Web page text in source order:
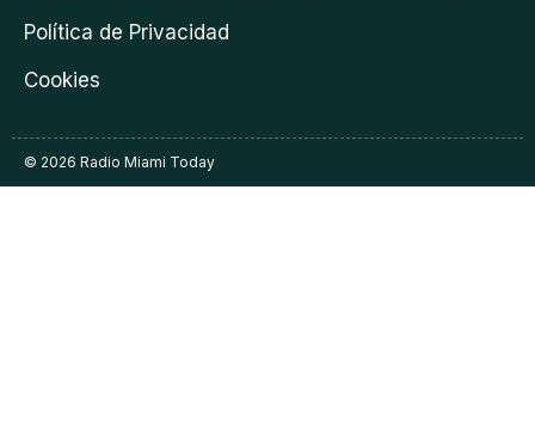
Política de Privacidad
Cookies
© 2026 Radio Miami Today